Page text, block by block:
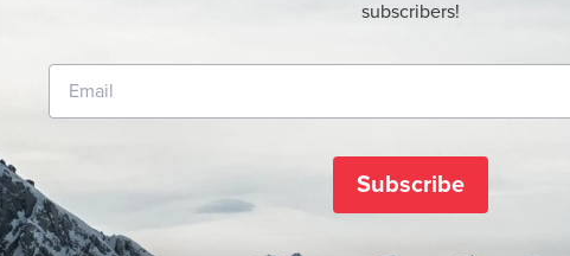
subscribers!
Subscribe